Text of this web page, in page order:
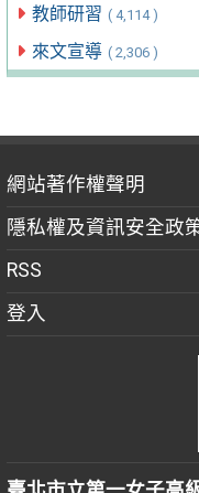
教師研習 ( 4,114 )
來文宣導 ( 2,306 )
網站著作權聲明
隱私權及資訊安全政
RSS
登入